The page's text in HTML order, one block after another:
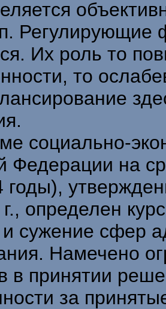
Регулирующие
Их роль то
то
социально-
Федерации на
годы),
определен
сужение сфер
Намечено
в принятии
за